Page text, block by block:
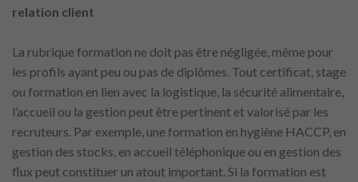
relation client
La rubrique formation ne doit pas être négligée, même pour
les profils ayant peu ou pas de diplômes. Tout certificat, stage
ou formation en lien avec la logistique, la sécurité alimentaire,
l’accueil ou la gestion peut être pertinent et valorisé par les
recruteurs. Par exemple, une formation en hygiène HACCP, en
gestion des stocks, en accueil téléphonique ou en gestion des
flux peut constituer un atout important. Si la formation est